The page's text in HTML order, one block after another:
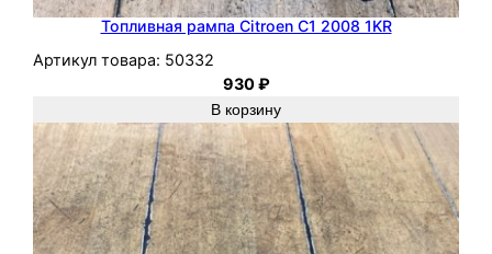
Топливная рампа Citroen C1 2008 1KR
Артикул товара: 50332
930₽
В корзину